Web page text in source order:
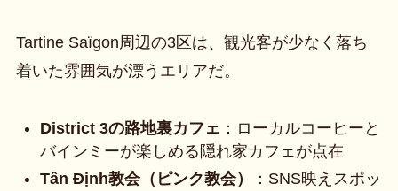
Tartine Saïgon周辺の3区は、観光客が少なく落ち
着いた雰囲気が漂うエリアだ。
District 3の路地裏カフェ ：ローカルコーヒーと
バインミーが楽しめる隠れ家カフェが点在
Tân Định教会（ピンク教会）
：SNS映えスポッ